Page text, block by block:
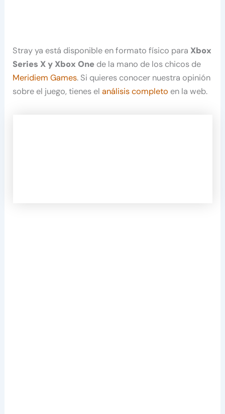
Stray ya está disponible en formato físico para Xbox
Series X y Xbox One de la mano de los chicos de
Meridiem Games. Si quieres conocer nuestra opinión
sobre el juego, tienes elanálisis completo en la web.